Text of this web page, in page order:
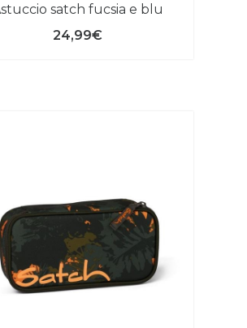
astuccio satch fucsia e blu
24,99€